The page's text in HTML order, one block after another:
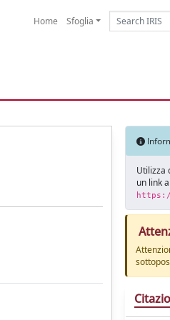
Home Sfoglia
Utilizza
un link